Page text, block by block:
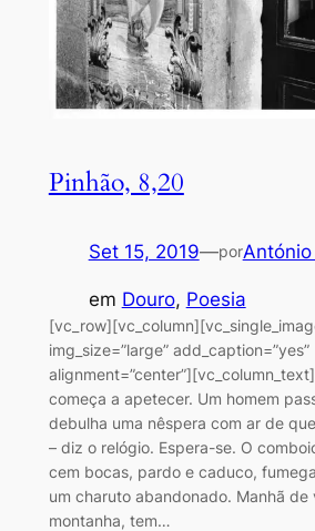
Pinhão, 8,20
Set 15, 2019—por
em Douro, Poesia
img_size=”large” add_caption=”yes”
começa a apetecer. Um homem
debulha uma nêspera com ar de
– diz o relógio. Espera-se. O
cem bocas, pardo e caduco,
um charuto abandonado. Manhã de
montanha, tem…